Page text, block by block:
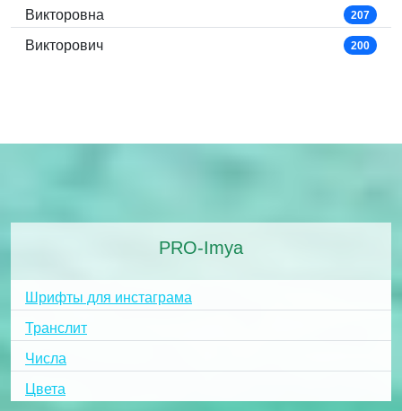
Викторовна 207
Викторович 200
PRO-Imya
Шрифты для инстаграма
Транслит
Числа
Цвета